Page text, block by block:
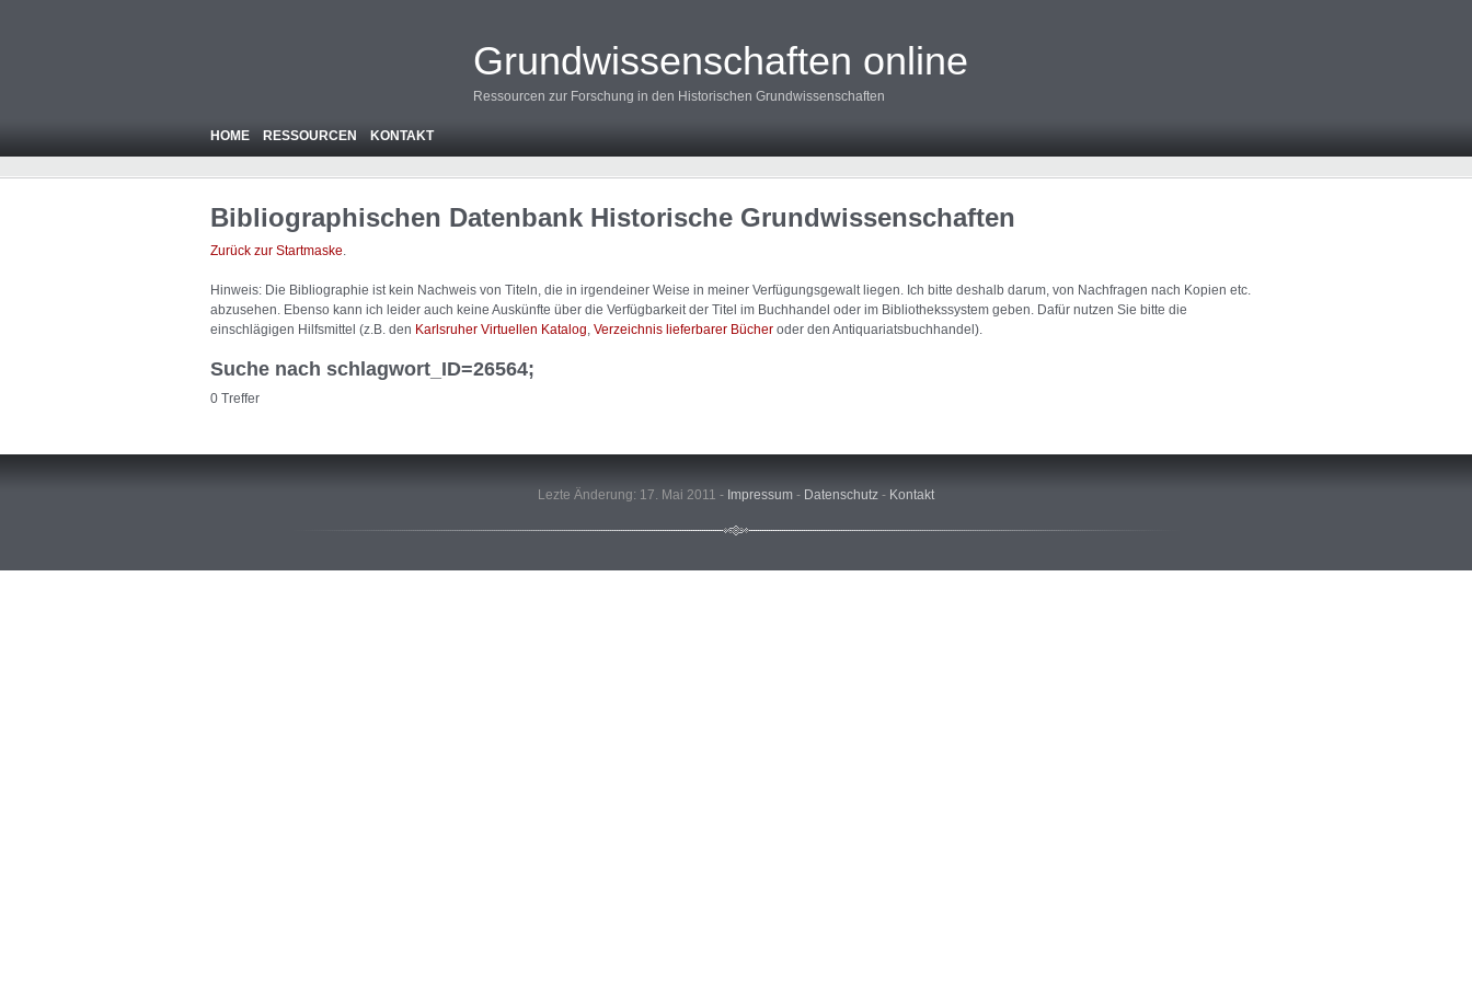
Grundwissenschaften online
Ressourcen zur Forschung in den Historischen Grundwissenschaften
HOME RESSOURCEN KONTAKT
Bibliographischen Datenbank Historische Grundwissenschaften
Zurück zur Startmaske.
Hinweis: Die Bibliographie ist kein Nachweis von Titeln, die in irgendeiner Weise in meiner Verfügungsgewalt liegen. Ich bitte deshalb darum, von Nachfragen nach Kopien etc.
abzusehen. Ebenso kann ich leider auch keine Auskünfte über die Verfügbarkeit der Titel im Buchhandel oder im Bibliothekssystem geben. Dafür nutzen Sie bitte die
einschlägigen Hilfsmittel (z.B. den Karlsruher Virtuellen Katalog Verzeichnis lieferbarer Bücher oder den Antiquariatsbuchhandel).
Suche nach schlagwort_ID=26564;
0 Treffer
Lezte Änderung: 17. Mai 2011 - Impressum - Datenschutz - Kontakt